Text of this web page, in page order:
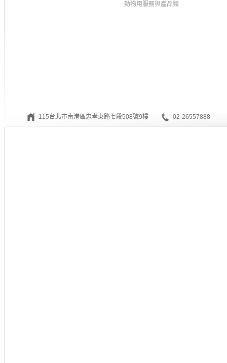
動物用服務與產品類
115台北市南港區忠孝東路七段508號9樓 02-26557888